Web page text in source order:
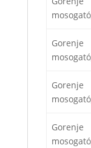
Gorenje
Gorenje
Gorenje